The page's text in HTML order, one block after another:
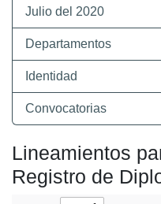
Julio del 2020
Departamentos
Identidad
Convocatorias
Lineamientos
Registro de